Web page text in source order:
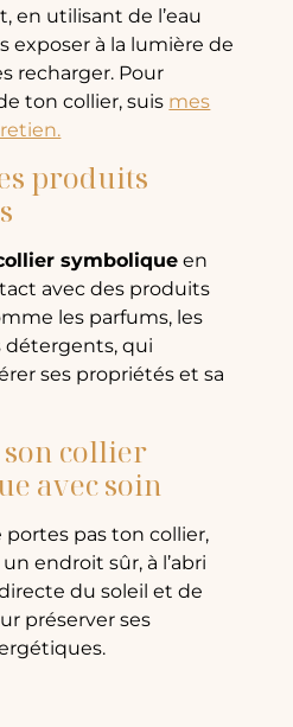
en utilisant de l’eau
exposer à la lumière de
recharger. Pour
ton collier, suis mes
produits
symbolique en
avec des produits
les parfums, les
détergents, qui
ses propriétés et sa
son collier
avec soin
pas ton collier,
endroit sûr, à l’abri
du soleil et de
préserver ses